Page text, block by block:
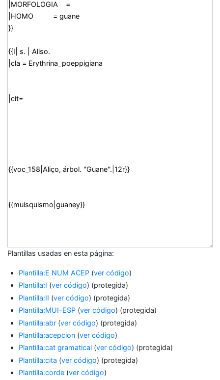
Plantillas usadas en esta página:
Plantilla:E NUM ACEP (ver código)
Plantilla:I (ver código) (protegida)
Plantilla:II (ver código) (protegida)
Plantilla:MUI-ESP (ver código) (protegida)
Plantilla:abr (ver código) (protegida)
Plantilla:acepcion (ver código)
Plantilla:cat gramatical (ver código) (protegida)
Plantilla:cita (ver código) (protegida)
Plantilla:corde (ver código)